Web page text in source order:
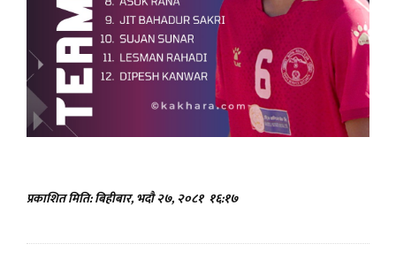
प्रकाशित मिति: बिहीबार, भदौ २७, २०८१ १६:१७